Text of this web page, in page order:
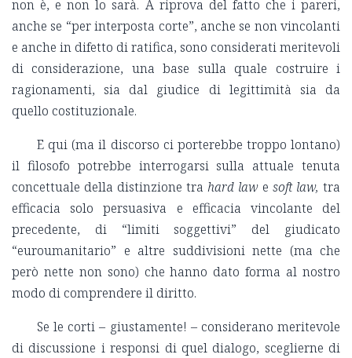
non è, e non lo sarà. A riprova del fatto che i pareri,
anche se “per interposta corte”, anche se non vincolanti
e anche in difetto di ratifica, sono considerati meritevoli
di considerazione, una base sulla quale costruire i
ragionamenti, sia dal giudice di legittimità sia da
quello costituzionale.
E qui (ma il discorso ci porterebbe troppo lontano)
il filosofo potrebbe interrogarsi sulla attuale tenuta
concettuale della distinzione tra hard law e soft law, tra
efficacia solo persuasiva e efficacia vincolante del
precedente, di “limiti soggettivi” del giudicato
“euroumanitario” e altre suddivisioni nette (ma che
però nette non sono) che hanno dato forma al nostro
modo di comprendere il diritto.
Se le corti – giustamente! – considerano meritevole
di discussione i responsi di quel dialogo, sceglierne di